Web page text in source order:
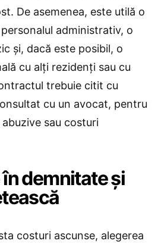
De asemenea, este utilă o
administrativ, o
și, dacă este posibil, o
cu alți rezidenți sau cu
trebuie citit cu
cu un avocat, pentru
sau costuri
demnitate și
costuri ascunse, alegerea